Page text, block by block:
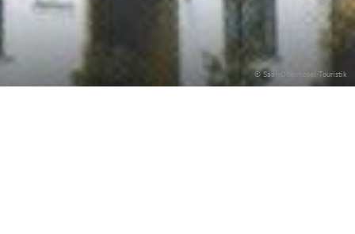
© Saar-Obermosel-Touristik